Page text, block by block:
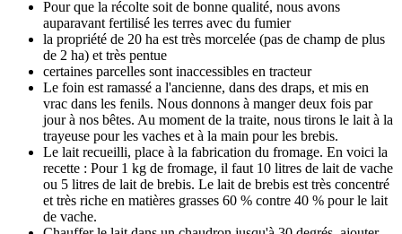
Pour que la récolte soit de bonne qualité, nous avons
auparavant fertilisé les terres avec du fumier
la propriété de 20 ha est très morcelée (pas de champ de plus
de 2 ha) et très pentue
certaines parcelles sont inaccessibles en tracteur
Le foin est ramassé a l'ancienne, dans des draps, et mis en
vrac dans les fenils. Nous donnons à manger deux fois par
jour à nos bêtes. Au moment de la traite, nous tirons le lait à la
trayeuse pour les vaches et à la main pour les brebis.
Le lait recueilli, place à la fabrication du fromage. En voici la
recette : Pour 1 kg de fromage, il faut 10 litres de lait de vache
ou 5 litres de lait de brebis. Le lait de brebis est très concentré
et très riche en matières grasses 60 % contre 40 % pour le lait
de vache.